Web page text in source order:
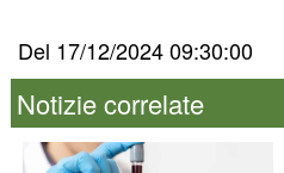
Del 17/12/2024 09:30:00
Notizie correlate